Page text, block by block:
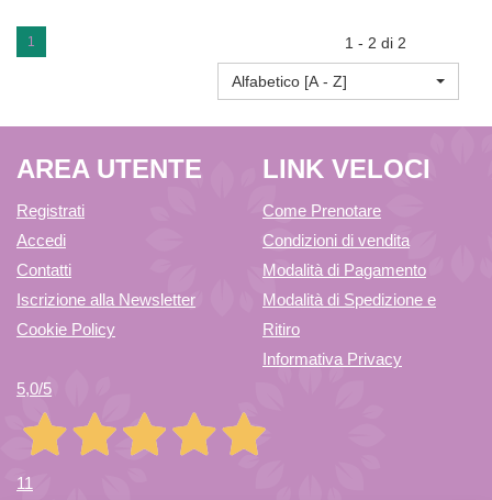
50
CARRELLO
50CPR
HEEL AL
CARRELLO
1 1 - 2 di 2
Alfabetico [A - Z]
AREA UTENTE
Registrati
Accedi
Contatti
Iscrizione alla Newsletter
Cookie Policy
LINK VELOCI
Come Prenotare
Condizioni di vendita
Modalità di Pagamento
Modalità di Spedizione e
Ritiro
Informativa Privacy
5,0/5
11